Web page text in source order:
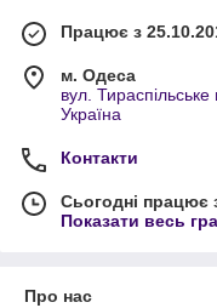
Працює з
м. Одеса
вул.
Україна
Контакти
Сьогодні працює
Показати весь
Про нас